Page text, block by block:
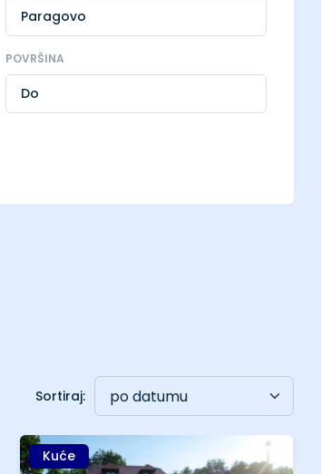
Paragovo
POVRŠINA
Sortiraj: po datumu
Kuće